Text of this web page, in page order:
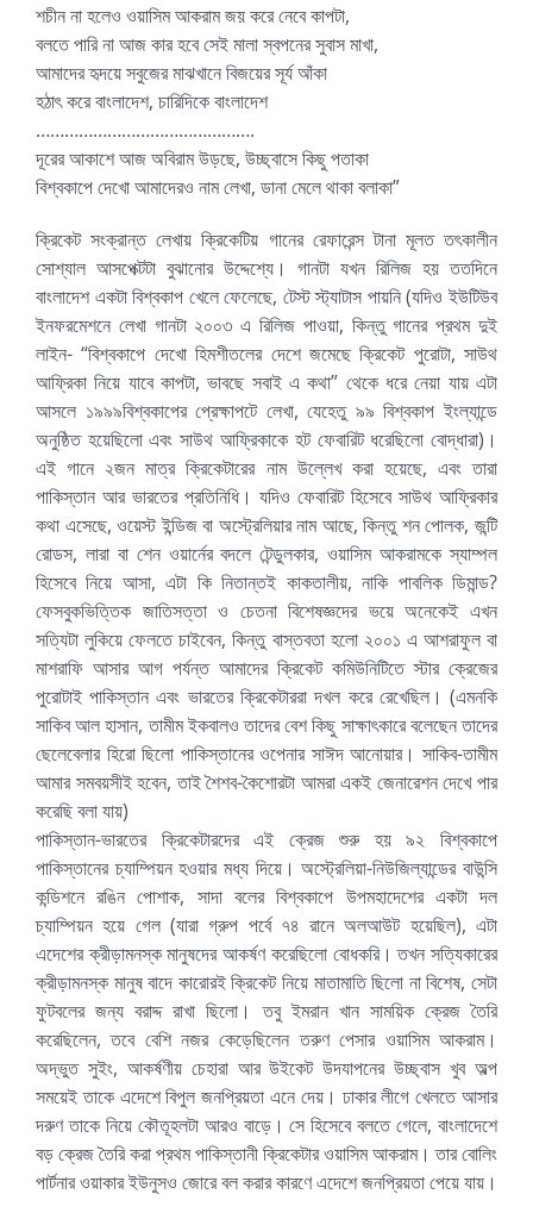
শচীন না হলেও ওয়াসিম আকরাম জয় করে নেবে কাপটা,
বলতে পারি না আজ কার হবে সেই মালা স্বপনের সুবাস মাখা,
আমাদের হৃদয়ে সবুজের মাঝখানে বিজয়ের সূর্য আঁকা
হঠাৎ করে বাংলাদেশ, চারিদিকে বাংলাদেশ
……………………………………….
দূরের আকাশে আজ অবিরাম উড়ছে, উচ্ছ্বাসে কিছু পতাকা
বিশ্বকাপে দেখো আমাদেরও নাম লেখা, ডানা মেলে থাকা বলাকা”
ক্রিকেট সংক্রান্ত লেখায় ক্রিকেটিয় গানের রেফারেন্স টানা মূলত তৎকালীন
সোশ্যাল আসপেক্টটা বুঝানোর উদ্দেশ্যে। গানটা যখন রিলিজ হয় ততদিনে
বাংলাদেশ একটা বিশ্বকাপ খেলে ফেলেছে, টেস্ট স্ট্যাটাস পায়নি (যদিও ইউটিউব
ইনফরমেশনে লেখা গানটা ২০০৩ এ রিলিজ পাওয়া, কিন্তু গানের প্রথম দুই
লাইন- “বিশ্বকাপে দেখো হিমশীতলের দেশে জমেছে ক্রিকেট পুরোটা, সাউথ
আফ্রিকা নিয়ে যাবে কাপটা, ভাবছে সবাই এ কথা” থেকে ধরে নেয়া যায় এটা
আসলে ১৯৯৯বিশ্বকাপের প্রেক্ষাপটে লেখা, যেহেতু ৯৯ বিশ্বকাপ ইংল্যান্ডে
অনুষ্ঠিত হয়েছিলো এবং সাউথ আফ্রিকাকে হট ফেবারিট ধরেছিলো বোদ্ধারা)।
এই গানে ২জন মাত্র ক্রিকেটারের নাম উল্লেখ করা হয়েছে, এবং তারা
পাকিস্তান আর ভারতের প্রতিনিধি। যদিও ফেবারিট হিসেবে সাউথ আফ্রিকার
কথা এসেছে, ওয়েস্ট ইন্ডিজ বা অস্ট্রেলিয়ার নাম আছে, কিন্তু শন পোলক, জন্টি
রোডস, লারা বা শেন ওয়ার্নের বদলে টেন্ডুলকার, ওয়াসিম আকরামকে স্যাম্পল
হিসেবে নিয়ে আসা, এটা কি নিতান্তই কাকতালীয়, নাকি পাবলিক ডিমান্ড?
ফেসবুকভিত্তিক জাতিসত্তা ও চেতনা বিশেষজ্ঞদের ভয়ে অনেকেই এখন
সত্যিটা লুকিয়ে ফেলতে চাইবেন, কিন্তু বাস্তবতা হলো ২০০১ এ আশরাফুল বা
মাশরাফি আসার আগ পর্যন্ত আমাদের ক্রিকেট কমিউনিটিতে স্টার ক্রেজের
পুরোটাই পাকিস্তান এবং ভারতের ক্রিকেটাররা দখল করে রেখেছিল। (এমনকি
সাকিব আল হাসান, তামীম ইকবালও তাদের বেশ কিছু সাক্ষাৎকারে বলেছেন তাদের
ছেলেবেলার হিরো ছিলো পাকিস্তানের ওপেনার সাঈদ আনোয়ার। সাকিব-তামীম
আমার সমবয়সীই হবেন, তাই শৈশব-কৈশোরটা আমরা একই জেনারেশন দেখে পার
করেছি বলা যায়)
পাকিস্তান-ভারতের ক্রিকেটারদের এই ক্রেজ শুরু হয় ৯২ বিশ্বকাপে
পাকিস্তানের চ্যাম্পিয়ন হওয়ার মধ্য দিয়ে। অস্ট্রেলিয়া-নিউজিল্যান্ডের বাউন্সি
কন্ডিশনে রঙিন পোশাক, সাদা বলের বিশ্বকাপে উপমহাদেশের একটা দল
চ্যাম্পিয়ন হয়ে গেল (যারা গ্রুপ পর্বে ৭৪ রানে অলআউট হয়েছিল), এটা
এদেশের ক্রীড়ামনস্ক মানুষদের আকর্ষণ করেছিলো বোধকরি। তখন সত্যিকারের
ক্রীড়ামনস্ক মানুষ বাদে কারোরই ক্রিকেট নিয়ে মাতামাতি ছিলো না বিশেষ, সেটা
ফুটবলের জন্য বরাদ্দ রাখা ছিলো। তবু ইমরান খান সাময়িক ক্রেজ তৈরি
করেছিলেন, তবে বেশি নজর কেড়েছিলেন তরুণ পেসার ওয়াসিম আকরাম।
অদ্ভুত সুইং, আকর্ষণীয় চেহারা আর উইকেট উদযাপনের উচ্ছ্বাস খুব অল্প
সময়েই তাকে এদেশে বিপুল জনপ্রিয়তা এনে দেয়। ঢাকার লীগে খেলতে আসার
দরুণ তাকে নিয়ে কৌতূহলটা আরও বাড়ে। সে হিসেবে বলতে গেলে, বাংলাদেশে
বড় ক্রেজ তৈরি করা প্রথম পাকিস্তানী ক্রিকেটার ওয়াসিম আকরাম। তার বোলিং
পার্টনার ওয়াকার ইউনুসও জোরে বল করার কারণে এদেশে জনপ্রিয়তা পেয়ে যায়।